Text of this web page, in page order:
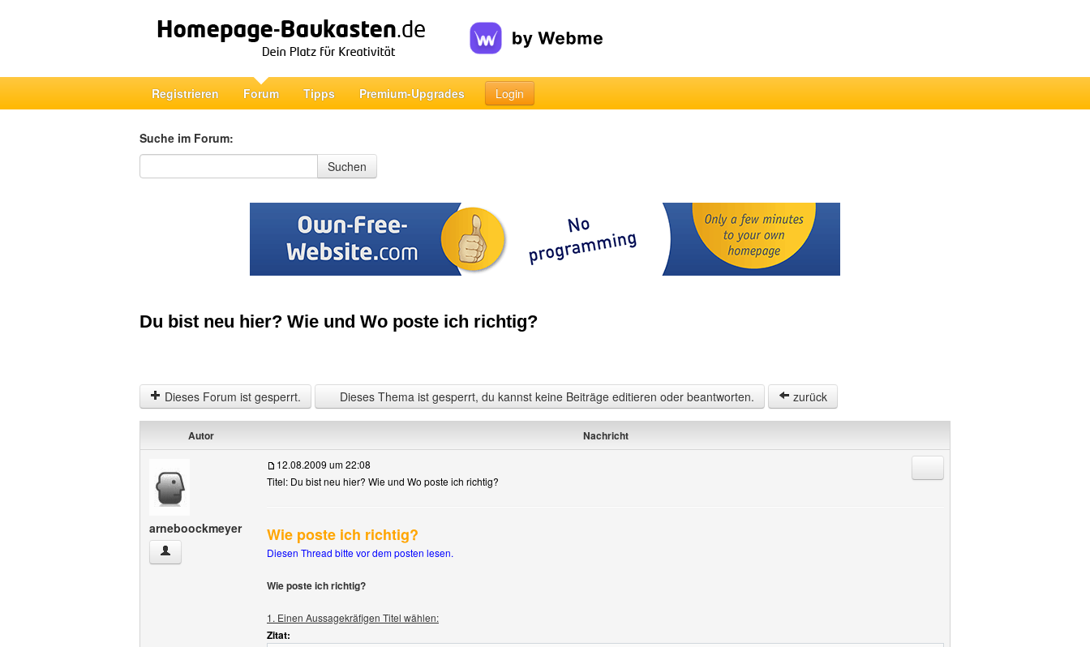
Registrieren Forum Tipps Premium-Upgrades Login
Suche im Forum:
Suche im Forum
Suchen
Du bist neu hier? Wie und Wo poste ich richtig?
Dieses Forum ist gesperrt. Dieses Thema ist gesperrt, du kannst keine Beiträge editieren oder beantworten. zurück
Autor Nachricht
arneboockmeyer
arneboockmeyer Benutzer-Profile anzeigen
12.08.2009 um 22:08
Titel: Du bist neu hier? Wie und Wo poste ich richtig?
Wie poste ich richtig?
Diesen Thread bitte vor dem posten lesen.
Wie poste ich richtig?
1. Einen Aussagekräfigen Titel wählen:
Zitat: